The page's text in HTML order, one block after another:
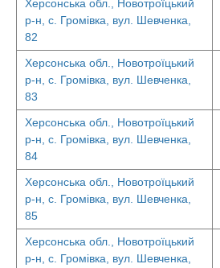
Херсонська обл., Новотроїцький
р-н, с. Громівка, вул. Шевченка,
82
Херсонська обл., Новотроїцький
р-н, с. Громівка, вул. Шевченка,
83
Херсонська обл., Новотроїцький
р-н, с. Громівка, вул. Шевченка,
84
Херсонська обл., Новотроїцький
р-н, с. Громівка, вул. Шевченка,
85
Херсонська обл., Новотроїцький
р-н, с. Громівка, вул. Шевченка,